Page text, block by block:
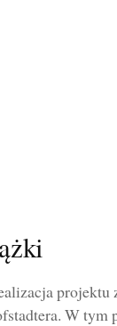
projektu
W tym